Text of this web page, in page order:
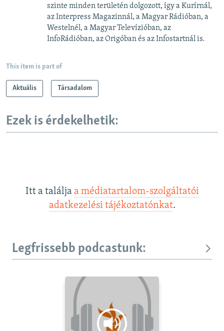
szinte minden területén dolgozott, így a Kurírnál,
az Interpress Magazinnál, a Magyar Rádióban, a
Westelnél, a Magyar Televízióban, az
InfoRádióban, az Origóban és az Infostartnál is.
This item is part of
Aktuális Társadalom
Ezek is érdekelhetik:
Itt a találja a médiatartalom-szolgáltatói
adatkezelési tájékoztatónkat.
Legfrissebb podcastunk: